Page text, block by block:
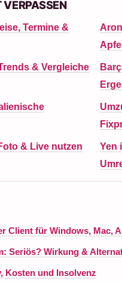
VERPASSEN
Termine &
& Vergleiche
& Live nutzen
Yen
Client für Windows, Mac,
Seriös? Wirkung &
Kosten und Insolvenz